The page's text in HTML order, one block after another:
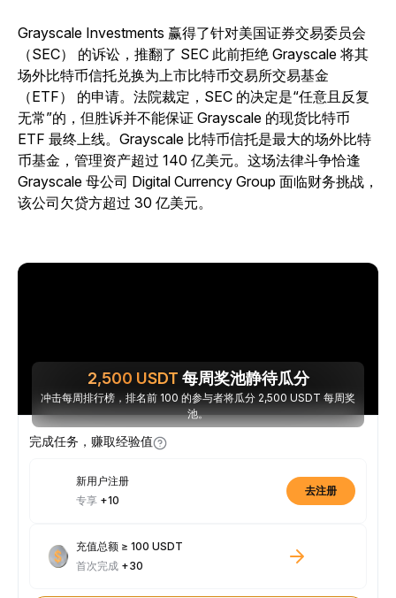
Grayscale Investments 赢得了针对美国证券交易委员会
（SEC） 的诉讼，推翻了 SEC 此前拒绝 Grayscale 将其
场外比特币信托兑换为上市比特币交易所交易基金
（ETF） 的申请。法院裁定，SEC 的决定是“任意且反复
无常”的，但胜诉并不能保证 Grayscale 的现货比特币
ETF 最终上线。Grayscale 比特币信托是最大的场外比特
币基金，管理资产超过 140 亿美元。这场法律斗争恰逢
Grayscale 母公司 Digital Currency Group 面临财务挑战，
该公司欠贷方超过 30 亿美元。
2,500 USDT 每周奖池静待瓜分
冲击每周排行榜，排名前 100 的参与者将瓜分 2,500 USDT 每周奖
池。
完成任务，赚取经验值
新用户注册
专享 +10
去注册
充值总额 ≥ 100 USDT
首次完成 +30